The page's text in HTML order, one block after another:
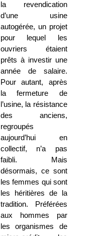
la revendication
d’une usine
autogérée, un projet
pour lequel les
ouvriers étaient
prêts à investir une
année de salaire.
Pour autant, après
la fermeture de
l’usine, la résistance
des anciens,
regroupés
aujourd’hui en
collectif, n’a pas
faibli. Mais
désormais, ce sont
les femmes qui sont
les héritières de la
tradition. Préférées
aux hommes par
les organismes de